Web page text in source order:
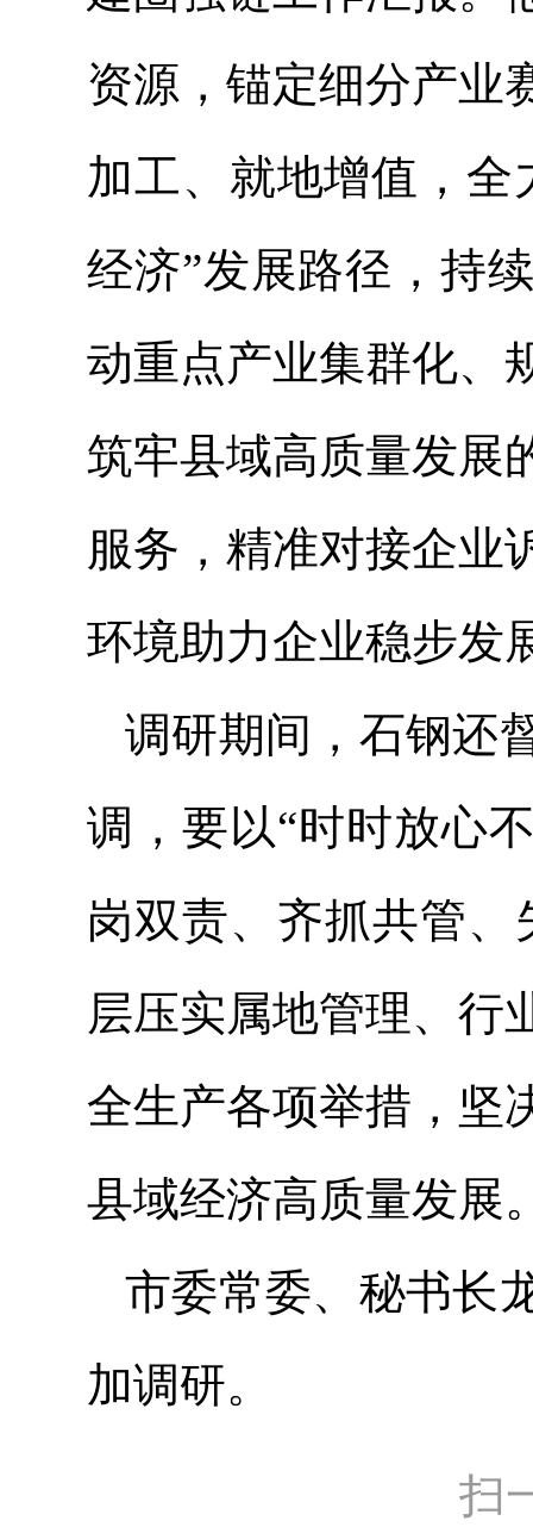
资源，锚定细分产业
加工、就地增值，
经济”发展路径，持
动重点产业集群化、
筑牢县域高质量发展
服务，精准对接企业
环境助力企业稳步发
调研期间，石钢还
调，要以“时时放心
岗双责、齐抓共管、
层压实属地管理、行
全生产各项举措，坚
县域经济高质量发展
市委常委、秘书长
加调研。
扫